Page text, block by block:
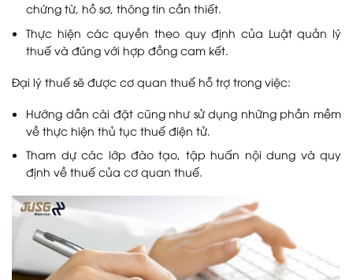
chứng từ, hồ sơ, thông tin cần thiết.
Thực hiện các quyền theo quy định của Luật quản lý
thuế và đúng với hợp đồng cam kết.
Đại lý thuế sẽ được cơ quan thuế hỗ trợ trong việc:
Hướng dẫn cài đặt cũng như sử dụng những phần mềm
về thực hiện thủ tục thuế điện tử.
Tham dự các lớp đào tạo, tập huấn nội dung và quy
định về thuế của cơ quan thuế.